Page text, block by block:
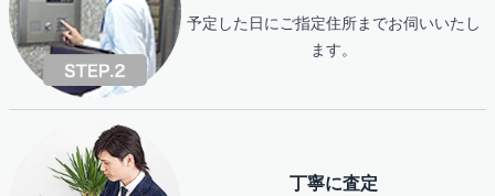
予定した日にご指定住所までお伺いいたし
ます。
丁寧に査定